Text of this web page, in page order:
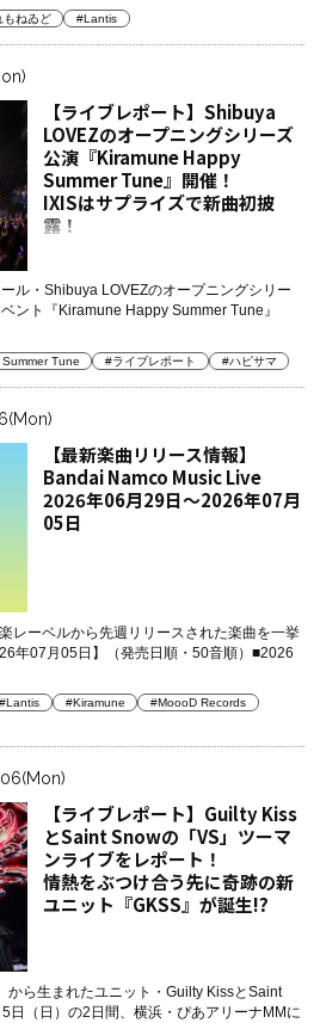
もねゐど #Lantis
【ライブレポート】Shibuya
LOVEZのオープニングシリーズ
公演『Kiramune Happy
Summer Tune』開催！
IXISはサプライズで新曲初披
露！
ル・Shibuya LOVEZのオープニングシリー
ント『Kiramune Happy Summer Tune』
Tune #ライブレポート #ハピサマ
【最新楽曲リリース情報】
Bandai Namco Music Live
2026年06月29日～2026年07月
05日
レーベルから先週リリースされた楽曲を一挙
年07月05日】（発売日順・50音順）■2026
#Lantis #Kiramune
#MoooD Records
【ライブレポート】Guilty Kiss
とSaint Snowの「VS」ツーマ
ンライブをレポート！
情熱をぶつけ合う先に奇跡の新
ユニット『GKSS』が誕生!?
から生まれたユニット・Guilty KissとSaint
日（日）の2日間、横浜・ぴあアリーナMMに